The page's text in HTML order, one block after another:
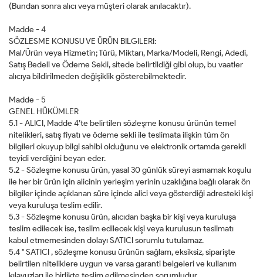
(Bundan sonra alıcı veya müşteri olarak anılacaktır).
Madde - 4
SÖZLESME KONUSU VE ÜRÜN BILGILERI:
Mal/Ürün veya Hizmetin; Türü, Miktarı, Marka/Modeli, Rengi, Adedi,
Satış Bedeli ve Ödeme Sekli, sitede belirtildiği gibi olup, bu vaatler
alıcıya bildirilmeden değişiklik gösterebilmektedir.
Madde - 5
GENEL HÜKÜMLER
5.1 - ALICI, Madde 4’te belirtilen sözleşme konusu ürünün temel
nitelikleri, satış fiyatı ve ödeme sekli ile teslimata ilişkin tüm ön
bilgileri okuyup bilgi sahibi olduğunu ve elektronik ortamda gerekli
teyidi verdiğini beyan eder.
5.2 - Sözleşme konusu ürün, yasal 30 günlük süreyi asmamak koşulu
ile her bir ürün için alicinin yerleşim yerinin uzaklığına bağlı olarak ön
bilgiler içinde açıklanan süre içinde alici veya gösterdiği adresteki kişi
veya kuruluşa teslim edilir.
5.3 - Sözleşme konusu ürün, alıcıdan başka bir kişi veya kuruluşa
teslim edilecek ise, teslim edilecek kişi veya kurulusun teslimatı
kabul etmemesinden dolayı SATICI sorumlu tutulamaz.
5.4 " SATICI , sözleşme konusu ürünün sağlam, eksiksiz, siparişte
belirtilen niteliklere uygun ve varsa garanti belgeleri ve kullanım